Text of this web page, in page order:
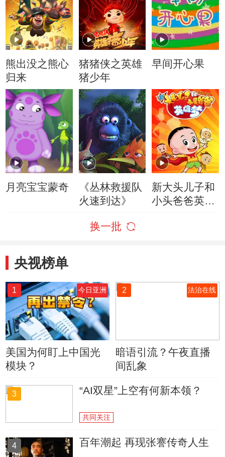
熊出没之熊心
归来
猪猪侠之英雄
猪少年
早间开心果
月亮宝宝蒙奇
《丛林救援队
火速到达》
新大头儿子和
小头爸爸英雄
换一批
央视榜单
1 今日亚洲
美国为何盯上中国光
模块？
2 法治在线
暗语引流？午夜直播
间乱象
3 “AI双星”上空有何新本领？
共同关注
4 百年潮起 再现张謇传奇人生